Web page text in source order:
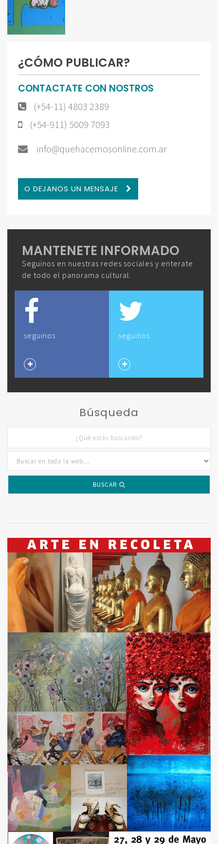
¿CÓMO PUBLICAR?
CONTACTATE CON NOSTROS
(+54-11) 4803 2389
(+54-911) 5009 7093
info@quehacemosonline.com.ar
O DEJANOS UN MENSAJE
MANTENETE INFORMADO
Seguinos en nuestras redes sociales y enterate
de todo el panorama cultural.
seguinos seguinos
Búsqueda
BUSCAR